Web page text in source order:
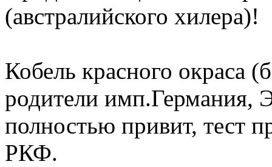
(австралийского хилера)!
Кобель красного окраса
родители имп.Германия,
полностью привит, тест
РКФ.